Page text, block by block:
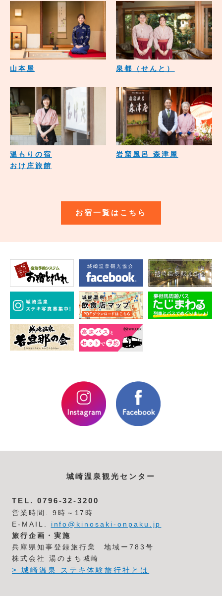
山本屋 泉都（せんと）
温もりの宿
おけ庄旅館
岩窟風呂 森津屋
お宿一覧はこちら
城崎温泉観光センター
TEL. 0796-32-3200
営業時間. 9時～17時
E-MAIL. info@kinosaki-onpaku.jp
旅行企画・実施
兵庫県知事登録旅行業 地域ー783号
株式会社 湯のまち城崎
> 城崎温泉 ステキ体験旅行社とは